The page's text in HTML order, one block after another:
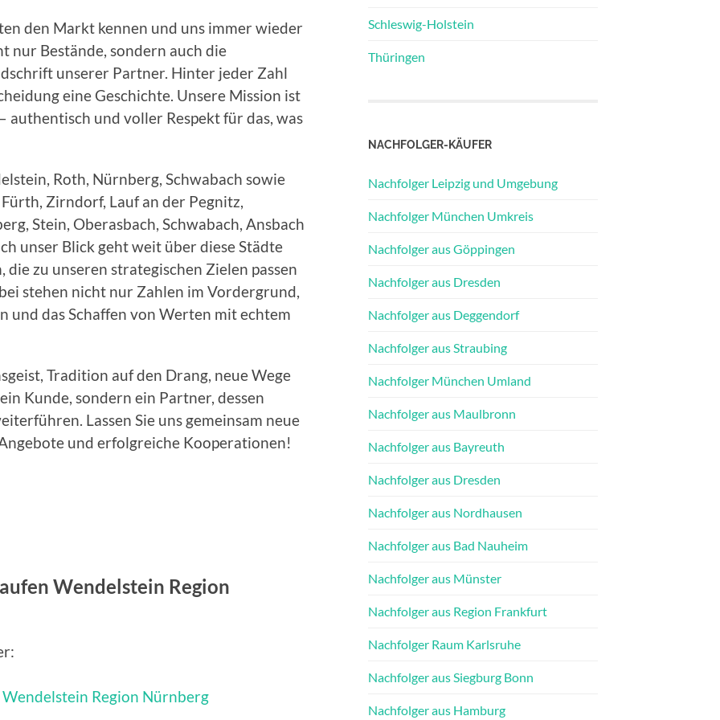
den Markt kennen und uns immer wieder
nur Bestände, sondern auch die
unserer Partner. Hinter jeder Zahl
eine Geschichte. Unsere Mission ist
authentisch und voller Respekt für das, was
Roth, Nürnberg, Schwabach sowie
Zirndorf, Lauf an der Pegnitz,
Stein, Oberasbach, Schwabach, Ansbach
unser Blick geht weit über diese Städte
zu unseren strategischen Zielen passen
stehen nicht nur Zahlen im Vordergrund,
und das Schaffen von Werten mit echtem
Tradition auf den Drang, neue Wege
Kunde, sondern ein Partner, dessen
Lassen Sie uns gemeinsam neue
und erfolgreiche Kooperationen!
Wendelstein Region
Schleswig-Holstein
Thüringen
NACHFOLGER-KÄUFER
Nachfolger Leipzig und Umgebung
Nachfolger München Umkreis
Nachfolger aus Göppingen
Nachfolger aus Dresden
Nachfolger aus Deggendorf
Nachfolger aus Straubing
Nachfolger München Umland
Nachfolger aus Maulbronn
Nachfolger aus Bayreuth
Nachfolger aus Dresden
Nachfolger aus Nordhausen
Nachfolger aus Bad Nauheim
Nachfolger aus Münster
Nachfolger aus Region Frankfurt
Nachfolger Raum Karlsruhe
Nachfolger aus Siegburg Bonn
Nachfolger aus Hamburg